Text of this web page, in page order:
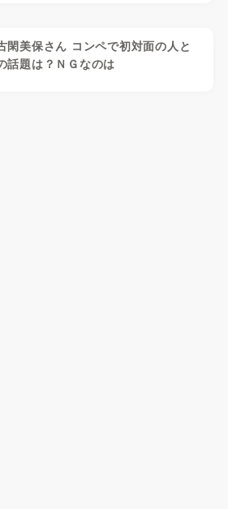
閑美保さん コンペで初対面の人と
話題は？ＮＧなのは